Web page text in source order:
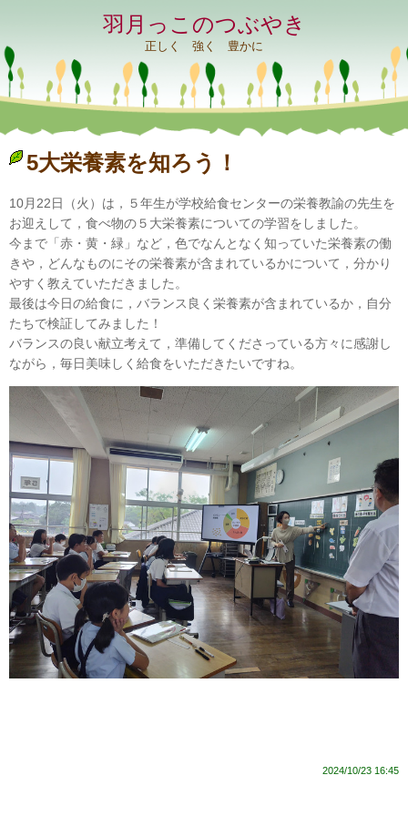
羽月っこのつぶやき
正しく 強く 豊かに
5大栄養素を知ろう！
10月22日（火）は，５年生が学校給食センターの栄養教諭の先生を
お迎えして，食べ物の５大栄養素についての学習をしました。
今まで「赤・黄・緑」など，色でなんとなく知っていた栄養素の働
きや，どんなものにその栄養素が含まれているかについて，分かり
やすく教えていただきました。
最後は今日の給食に，バランス良く栄養素が含まれているか，自分
たちで検証してみました！
バランスの良い献立考えて，準備してくださっている方々に感謝し
ながら，毎日美味しく給食をいただきたいですね。
2024/10/23 16:45